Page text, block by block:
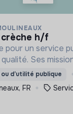
crèche h/f
pour un service
Ses
sociale, la
urbain, la
d’utilité publique
FR